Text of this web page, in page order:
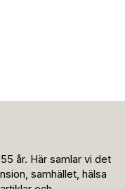
år. Här samlar vi det
samhället, hälsa